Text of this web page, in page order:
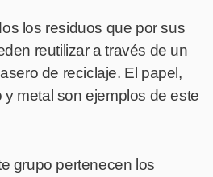
los residuos que por sus
reutilizar a través de un
de reciclaje. El papel,
y metal son ejemplos de este
grupo pertenecen los